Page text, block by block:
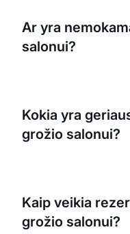
Ar yra
salonui?
sistema grožio
rezervaciją internetu
Kokia yra
grožio salonui?
salonui. Programa
rezervaciją
Kaip veikia
grožio salonui?